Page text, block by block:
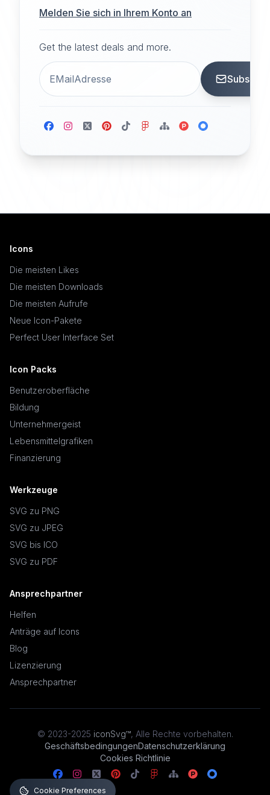
Melden Sie sich in Ihrem Konto an
Get the latest deals and more.
Icons
Die meisten Likes
Die meisten Downloads
Die meisten Aufrufe
Neue Icon-Pakete
Perfect User Interface Set
Icon Packs
Benutzeroberfläche
Bildung
Unternehmergeist
Lebensmittelgrafiken
Finanzierung
Werkzeuge
SVG zu PNG
SVG zu JPEG
SVG bis ICO
SVG zu PDF
Ansprechpartner
Helfen
Anträge auf Icons
Blog
Lizenzierung
Ansprechpartner
© 2023-2025 iconSvg™, Alle Rechte vorbehalten.
GeschäftsbedingungenDatenschutzerklärung
Cookies Richtlinie
Cookie Preferences